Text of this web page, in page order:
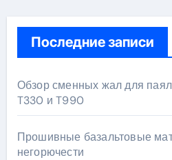
Последние записи
Обзор сменных жал для
T330 и T990
Прошивные базальтовые
негорючести